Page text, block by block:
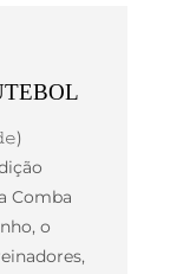
Comba
o